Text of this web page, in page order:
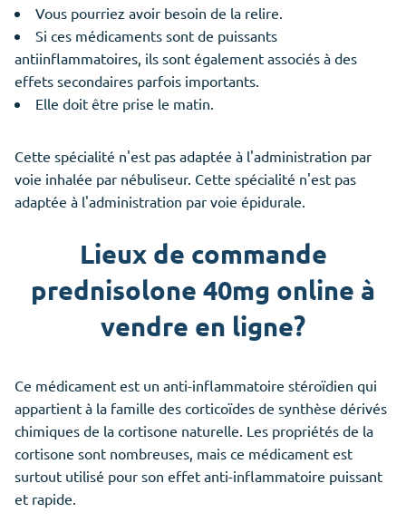
Vous pourriez avoir besoin de la relire.
Si ces médicaments sont de puissants
antiinflammatoires, ils sont également associés à des
effets secondaires parfois importants.
Elle doit être prise le matin.
Cette spécialité n'est pas adaptée à l'administration par
voie inhalée par nébuliseur. Cette spécialité n'est pas
adaptée à l'administration par voie épidurale.
Lieux de commande
prednisolone 40mg online à
vendre en ligne?
Ce médicament est un anti-inflammatoire stéroïdien qui
appartient à la famille des corticoïdes de synthèse dérivés
chimiques de la cortisone naturelle. Les propriétés de la
cortisone sont nombreuses, mais ce médicament est
surtout utilisé pour son effet anti-inflammatoire puissant
et rapide.